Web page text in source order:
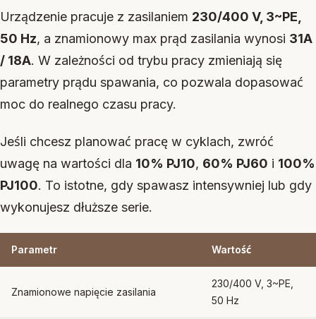
Urządzenie pracuje z zasilaniem 230/400 V, 3~PE,
50 Hz, a znamionowy max prąd zasilania wynosi 31A
/ 18A. W zależności od trybu pracy zmieniają się
parametry prądu spawania, co pozwala dopasować
moc do realnego czasu pracy.
Jeśli chcesz planować pracę w cyklach, zwróć
uwagę na wartości dla 10% PJ10, 60% PJ60 i 100%
PJ100. To istotne, gdy spawasz intensywniej lub gdy
wykonujesz dłuższe serie.
Parametr Wartość
Znamionowe napięcie zasilania
230/400 V, 3~PE,
50 Hz